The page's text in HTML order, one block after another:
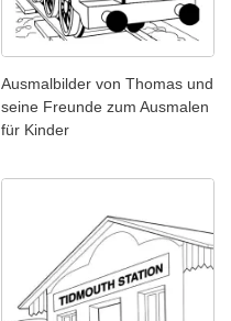
Ausmalbilder von Thomas und
seine Freunde zum Ausmalen
für Kinder